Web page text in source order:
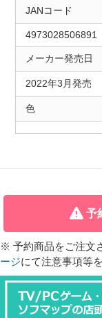
JANコード
4973028506891
メーカー発売日
2022年3月発売
色
予
※ 予約商品をご注文
ージにて注意事項等